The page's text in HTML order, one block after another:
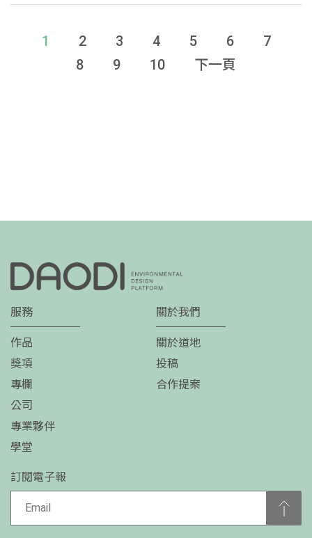
1 2 3 4 5 6
7
8
9 10 下一頁
服務
作品
獎項
專欄
公司
專業夥伴
學堂
關於我們
關於道地
投稿
合作提案
訂閱電子報